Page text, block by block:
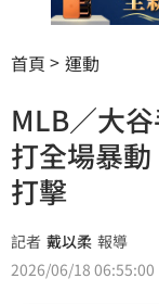
首頁 運動
MLB／大
打全場暴
打擊
記者 戴以柔 報導
2026/06/18 06:55:00